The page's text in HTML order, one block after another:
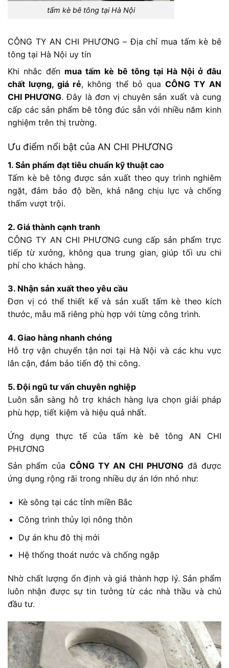
tấm kè bê tông tại Hà Nội
CÔNG TY AN CHI PHƯƠNG – Địa chỉ mua tấm kè bê
tông tại Hà Nội uy tín
Khi nhắc đến mua tấm kè bê tông tại Hà Nội ở đâu
chất lượng, giá rẻ, không thể bỏ qua CÔNG TY AN
CHI PHƯƠNG. Đây là đơn vị chuyên sản xuất và cung
cấp các sản phẩm bê tông đúc sẵn với nhiều năm kinh
nghiệm trên thị trường.
Ưu điểm nổi bật của AN CHI PHƯƠNG
1. Sản phẩm đạt tiêu chuẩn kỹ thuật cao
Tấm kè bê tông được sản xuất theo quy trình nghiêm
ngặt, đảm bảo độ bền, khả năng chịu lực và chống
thấm vượt trội.
2. Giá thành cạnh tranh
CÔNG TY AN CHI PHƯƠNG cung cấp sản phẩm trực
tiếp từ xưởng, không qua trung gian, giúp tối ưu chi
phí cho khách hàng.
3. Nhận sản xuất theo yêu cầu
Đơn vị có thể thiết kế và sản xuất tấm kè theo kích
thước, mẫu mã riêng phù hợp với từng công trình.
4. Giao hàng nhanh chóng
Hỗ trợ vận chuyển tận nơi tại Hà Nội và các khu vực
lân cận, đảm bảo tiến độ thi công.
5. Đội ngũ tư vấn chuyên nghiệp
Luôn sẵn sàng hỗ trợ khách hàng lựa chọn giải pháp
phù hợp, tiết kiệm và hiệu quả nhất.
Ứng dụng thực tế của tấm kè bê tông AN CHI
PHƯƠNG
Sản phẩm của CÔNG TY AN CHI PHƯƠNG đã được
ứng dụng rộng rãi trong nhiều dự án lớn nhỏ như:
Kè sông tại các tỉnh miền Bắc
Công trình thủy lợi nông thôn
Dự án khu đô thị mới
Hệ thống thoát nước và chống ngập
Nhờ chất lượng ổn định và giá thành hợp lý. Sản phẩm
luôn nhận được sự tin tưởng từ các nhà thầu và chủ
đầu tư.